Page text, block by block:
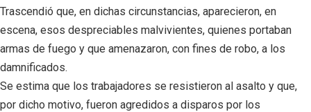
Trascendió que, en dichas circunstancias, aparecieron, en
escena, esos despreciables malvivientes, quienes portaban
armas de fuego y que amenazaron, con fines de robo, a los
damnificados.
Se estima que los trabajadores se resistieron al asalto y que,
por dicho motivo, fueron agredidos a disparos por los